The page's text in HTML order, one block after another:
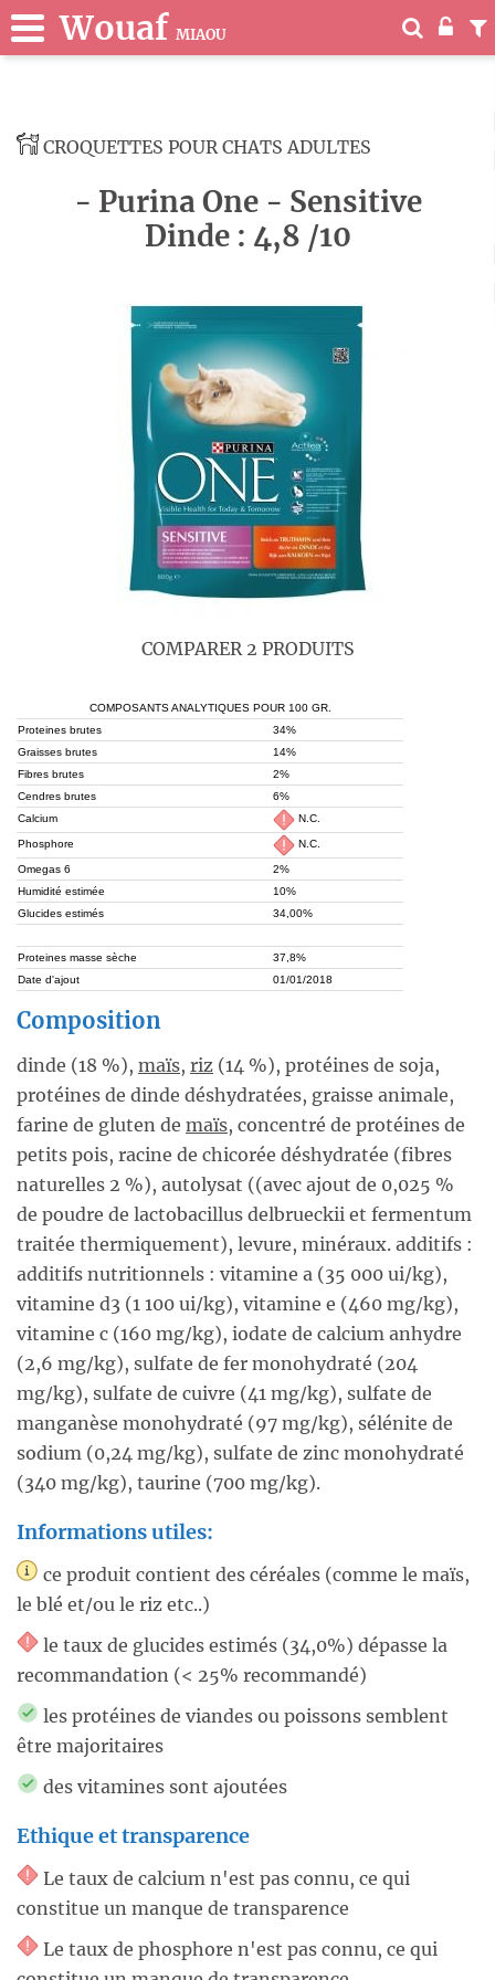
Wouaf MIAOU
CROQUETTES POUR CHATS ADULTES
- Purina One - Sensitive
Dinde : 4,8 /10
COMPARER 2 PRODUITS
COMPOSANTS ANALYTIQUES POUR 100 GR.
Proteines brutes
34%
Graisses brutes
14%
Fibres brutes
2%
Cendres brutes
6%
Calcium
N.C.
Phosphore N.C.
Omegas 6
2%
Humidité estimée
10%
Glucides estimés
34,00%
Proteines masse sèche
37,8%
Date d'ajout
01/01/2018
Composition
dinde (18 %), maïs, riz (14 %), protéines de soja,
protéines de dinde déshydratées, graisse animale,
farine de gluten de maïs, concentré de protéines de
petits pois, racine de chicorée déshydratée (fibres
naturelles 2 %), autolysat ((avec ajout de 0,025 %
de poudre de lactobacillus delbrueckii et fermentum
traitée thermiquement), levure, minéraux. additifs :
additifs nutritionnels : vitamine a (35 000 ui/kg),
vitamine d3 (1 100 ui/kg), vitamine e (460 mg/kg),
vitamine c (160 mg/kg), iodate de calcium anhydre
(2,6 mg/kg), sulfate de fer monohydraté (204
mg/kg), sulfate de cuivre (41 mg/kg), sulfate de
manganèse monohydraté (97 mg/kg), sélénite de
sodium (0,24 mg/kg), sulfate de zinc monohydraté
(340 mg/kg), taurine (700 mg/kg).
Informations utiles:
ce produit contient des céréales (comme le maïs,
le blé et/ou le riz etc..)
le taux de glucides estimés (34,0%) dépasse la
recommandation (< 25% recommandé)
les protéines de viandes ou poissons semblent
être majoritaires
des vitamines sont ajoutées
Ethique et transparence
Le taux de calcium n'est pas connu, ce qui
constitue un manque de transparence
Le taux de phosphore n'est pas connu, ce qui